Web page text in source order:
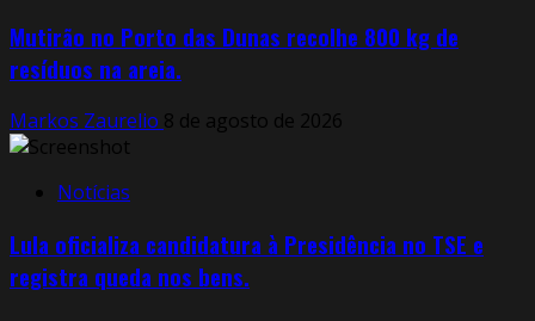
Mutirão no Porto das Dunas recolhe 800 kg de
resíduos na areia.
Markos Zaurelio 8 de agosto de 2026
Notícias
Lula oficializa candidatura à Presidência no TSE e
registra queda nos bens.